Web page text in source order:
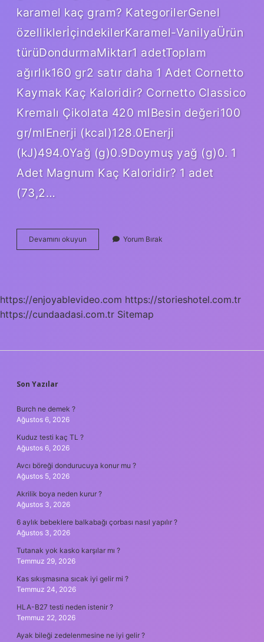
karamel kaç gram? KategorilerGenel
özelliklerİçindekilerKaramel-VanilyaÜrün
türüDondurmaMiktar1 adetToplam
ağırlık160 gr2 satır daha 1 Adet Cornetto
Kaymak Kaç Kaloridir? Cornetto Classico
Kremalı Çikolata 420 mlBesin değeri100
gr/mlEnerji (kcal)128.0Enerji
(kJ)494.0Yağ (g)0.9Doymuş yağ (g)0. 1
Adet Magnum Kaç Kaloridir? 1 adet
(73,2…
Devamını okuyun
Adet
Yorum Bırak
https://enjoyablevideo.com https://storieshotel.com.tr
https://cundaadasi.com.tr Sitemap
SIDEBAR
Son Yazılar
Burch ne demek ?
Ağustos 6, 2026
Kuduz testi kaç TL ?
Ağustos 6, 2026
Avcı böreği dondurucuya konur mu ?
Ağustos 5, 2026
Akrilik boya neden kurur ?
Ağustos 3, 2026
6 aylık bebeklere balkabağı çorbası nasıl yapılır ?
Ağustos 3, 2026
Tutanak yok kasko karşılar mı ?
Temmuz 29, 2026
Kas sıkışmasına sıcak iyi gelir mi ?
Temmuz 24, 2026
HLA-B27 testi neden istenir ?
Temmuz 22, 2026
Ayak bileği zedelenmesine ne iyi gelir ?